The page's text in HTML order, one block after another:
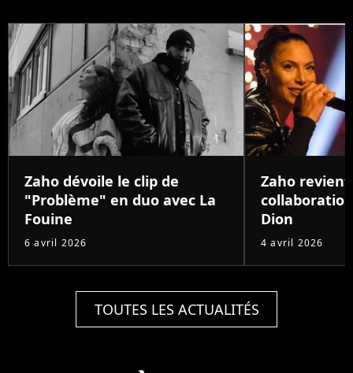
Zaho dévoile le clip de
"Problème" en duo avec La
Fouine
6 avril 2026
Zaho
Dion
4 avril 2026
TOUTES LES ACTUALITÉS